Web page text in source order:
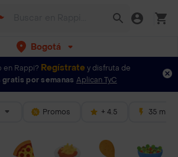
Bogotá
en Rappi? Regístrate y disfruta de
gratis por semanas Aplican TyC
Promos + 4.5 35 mins